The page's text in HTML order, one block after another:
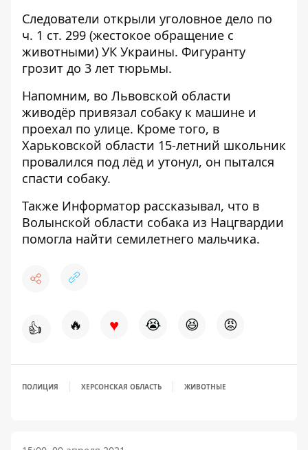
Следователи открыли уголовное дело по
ч. 1 ст. 299 (жестокое обращение с
животными) УК Украины. Фигуранту
грозит до 3 лет тюрьмы.
Напомним, во Львовской области
живодёр привязал собаку к машине и
проехал по улице. Кроме того, в
Харьковской области 15-летний школьник
провалился под лёд и утонул, он пытался
спасти собаку.
Также Информатор рассказывал, что в
Волынской области собака из Нацгвардии
помогла найти семилетнего мальчика.
👍 🔥 ♥ 😭 😆 😡
ПОЛИЦИЯ ХЕРСОНСКАЯ ОБЛАСТЬ ЖИВОТНЫЕ